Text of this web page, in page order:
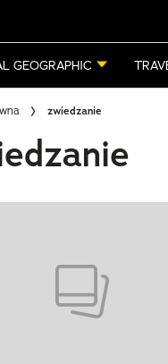
GEOGRAPHIC
zwiedzanie